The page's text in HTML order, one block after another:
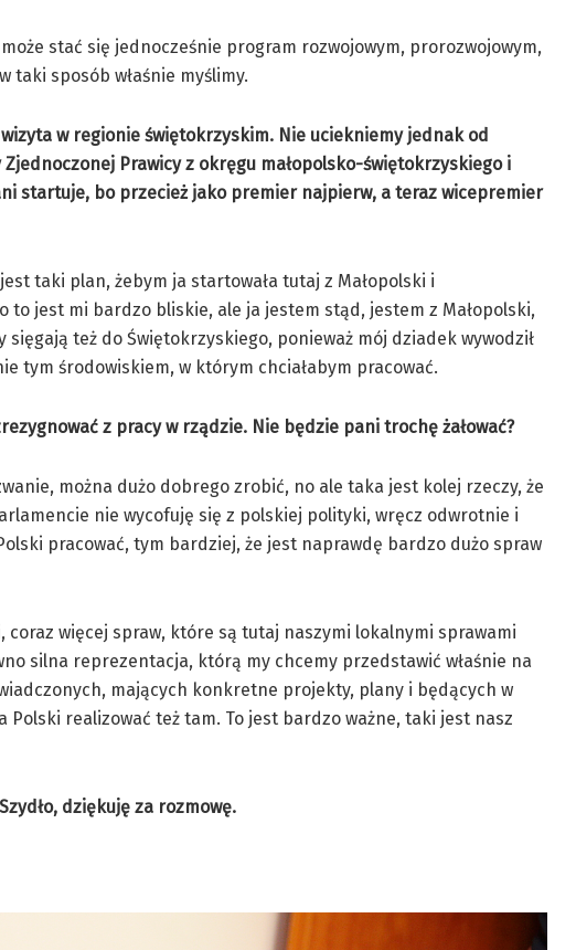
stać się jednocześnie program rozwojowym, prorozwojowym,
taki sposób właśnie myślimy.
w regionie świętokrzyskim. Nie uciekniemy jednak od
Prawicy z okręgu małopolsko-świętokrzyskiego i
startuje, bo przecież jako premier najpierw, a teraz wicepremier
taki plan, żebym ja startowała tutaj z Małopolski i
jest mi bardzo bliskie, ale ja jestem stąd, jestem z Małopolski,
też do Świętokrzyskiego, ponieważ mój dziadek wywodził
tym środowiskiem, w którym chciałabym pracować.
z pracy w rządzie. Nie będzie pani trochę żałować?
można dużo dobrego zrobić, no ale taka jest kolej rzeczy, że
nie wycofuję się z polskiej polityki, wręcz odwrotnie i
pracować, tym bardziej, że jest naprawdę bardzo dużo spraw
więcej spraw, które są tutaj naszymi lokalnymi sprawami
silna reprezentacja, którą my chcemy przedstawić właśnie na
mających konkretne projekty, plany i będących w
realizować też tam. To jest bardzo ważne, taki jest nasz
dziękuję za rozmowę.